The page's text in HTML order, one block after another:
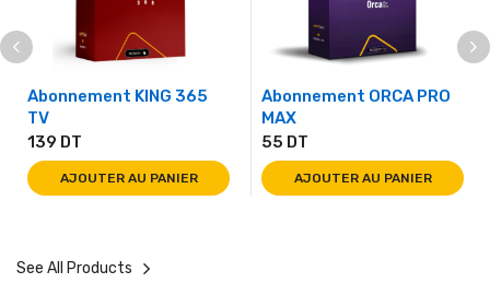
Abonnement KING 365
TV
139 DT
AJOUTER AU PANIER
Abonnement ORCA PRO
MAX
55 DT
AJOUTER AU PANIER
See All Products